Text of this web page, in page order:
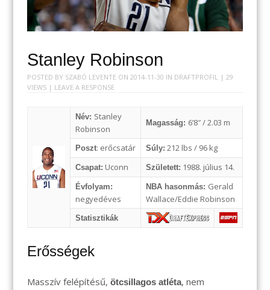
Stanley Robinson
POSTED BY SZABÓ LEVENTE ON 2014-11-30 IN DRAFTPROFIL| 29
VIEWS | LEAVE A RESPONSE
Név: Stanley
Robinson
Magasság: 6’8″ / 2.03 m
Poszt: erőcsatár Súly: 212 lbs / 96 kg
Csapat: Uconn Született: 1988. július 14.
Évfolyam:
negyedéves
NBA hasonmás: Gerald
Wallace/Eddie Robinson
Statisztikák
Erősségek
Masszív felépítésű, ötcsillagos atléta, nem